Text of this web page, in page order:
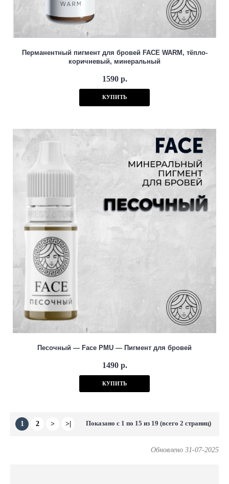
Перманентный пигмент для бровей FACE WARM, тёпло-
коричневый, минеральный
1590 р.
КУПИТЬ
Песочный — Face PMU — Пигмент для бровей
1490 р.
КУПИТЬ
1 2 > >| Показано с 1 по 15 из 19 (всего 2 страниц)
Обновлено 31-07-2025